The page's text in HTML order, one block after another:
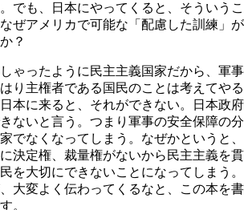
でも、日本にやってくると、そういうこ
ぜアメリカで可能な「配慮した訓練」が
？
ゃったように民主主義国家だから、軍事
り主権者である国民のことは考えてやる
本に来ると、それができない。日本政府
ないと言う。つまり軍事の安全保障の分
でなくなってしまう。なぜかというと、
決定権、裁量権がないから民主主義を貫
を大切にできないことになってしまう。
大変よく伝わってくるなと、この本を書
。